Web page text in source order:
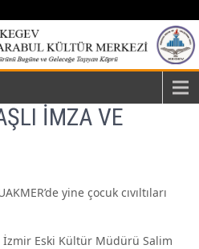
İMZA VE
yine çocuk cıvıltıları
İzmir Eski Kültür Müdürü Salim